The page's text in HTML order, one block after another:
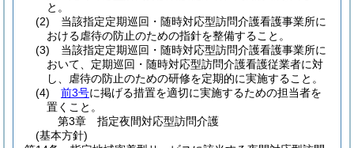
と。
(2)
当該指定定期巡回・随時対応型訪問介護看護事業所に
おける虐待の防止のための指針を整備すること。
(3)
当該指定定期巡回・随時対応型訪問介護看護事業所に
おいて、定期巡回・随時対応型訪問介護看護従業者に対
し、虐待の防止のための研修を定期的に実施すること。
(4)
前3号に掲げる措置を適切に実施するための担当者を
置くこと。
第3章
指定夜間対応型訪問介護
(基本方針)